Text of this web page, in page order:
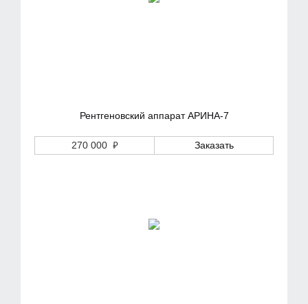
Рентгеновский аппарат АРИНА-7
270 000 ₽ Заказать